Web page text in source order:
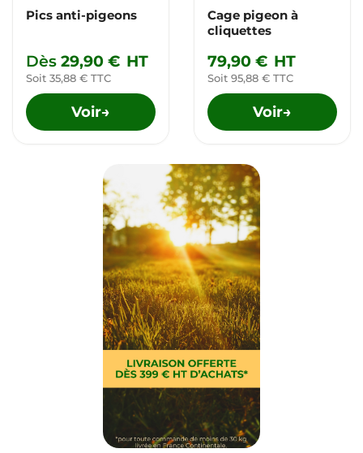
Pics anti-pigeons
Dès 29,90 € HT
Soit 35,88 € TTC
Voir→
Cage pigeon à
cliquettes
79,90 € HT
Soit 95,88 € TTC
Voir→